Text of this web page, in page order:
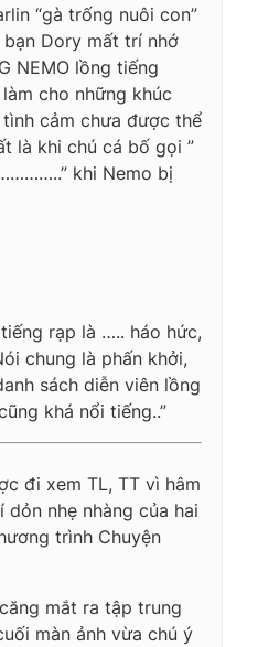
“gà trống nuôi con”
Dory mất trí nhớ
NEMO lồng tiếng
cho những khúc
cảm chưa được thể
là khi chú cá bố gọi ”
khi Nemo bị
rạp là ….. háo hức,
chung là phấn khởi,
sách diễn viên lồng
khá nổi tiếng..”
đi xem TL, TT vì hâm
nhẹ nhàng của hai
trình Chuyện
mắt ra tập trung
màn ảnh vừa chú ý